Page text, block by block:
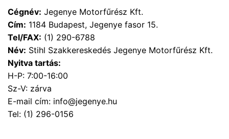
Cégnév: Jegenye Motorfűrész Kft.
Cím: 1184 Budapest, Jegenye fasor 15.
Tel/FAX: (1) 290-6788
Név: Stihl Szakkereskedés Jegenye Motorfűrész Kft.
Nyitva tartás:
H-P: 7:00-16:00
Sz-V: zárva
E-mail cím: info@jegenye.hu
Tel: (1) 296-0156